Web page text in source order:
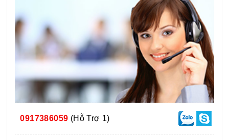
0917386059 (Hỗ Trợ 1)